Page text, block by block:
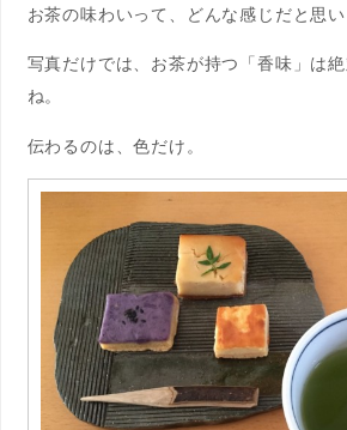
お茶の味わいって、どんな感じだと思
写真だけでは、お茶が持つ「香味」は
ね。
伝わるのは、色だけ。